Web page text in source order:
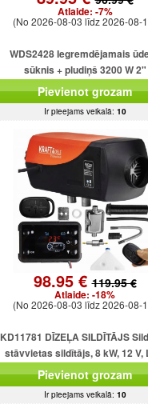
Atlaide: -7%
(No 2026-08-03 līdz 2026-08-
WDS2428 Iegremdējamais
sūknis + pludiņš 3200 W 2"
Pievienot grozam
Ir pieejams veikalā: 10
98.95 €119.95 €
Atlaide: -18%
(No 2026-08-03 līdz 2026-08-
KD11781 DĪZEĻA SILDĪTĀJS
stāvvietas sildītājs, 8 kW, 12 V,
displejs, tīmekļa pārlūkpr
Pievienot grozam
Ir pieejams veikalā: 10